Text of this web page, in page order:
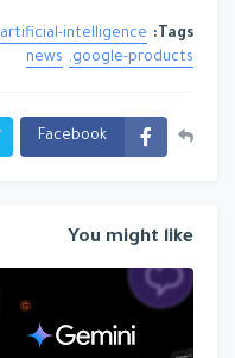
Tags:
artificial-intelligence
google-products
news
Facebook
You might like